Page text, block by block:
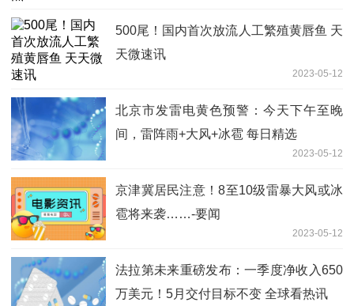
500尾！国内首次放流人工繁殖黄唇鱼 天
天微速讯
2023-05-12
北京市发雷电黄色预警：今天下午至晚
间，雷阵雨+大风+冰雹 每日精选
2023-05-12
京津冀居民注意！8至10级雷暴大风或冰
雹将来袭……-要闻
2023-05-12
法拉第未来重磅发布：一季度净收入650
万美元！5月交付目标不变 全球看热讯